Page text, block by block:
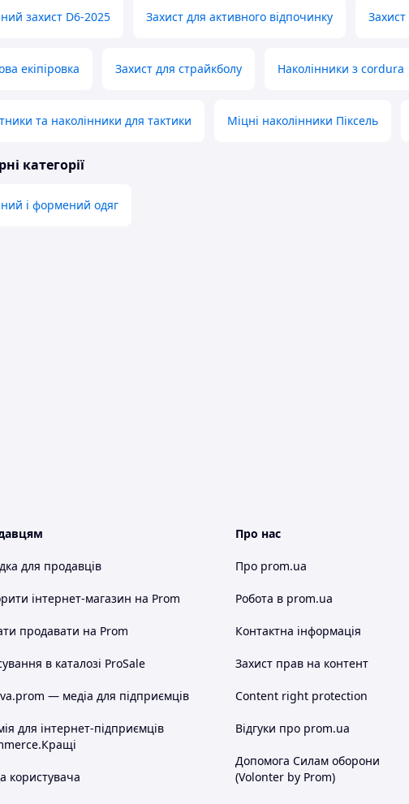
захист D6-2025 Захист для активного відпочинку
екіпіровка Захист для страйкболу Наколінники з cordura
та наколінники для тактики Міцні наколінники Піксель
категорії
і формений одяг
для продавців
інтернет-магазин на Prom
продавати на Prom
в каталозі ProSale
— медіа для підприємців
для інтернет-підприємців
користувача
Про нас
Про prom.ua
Робота в prom.ua
Контактна інформація
Захист прав на контент
Content right protection
Відгуки про prom.ua
Допомога Силам оборони
(Volonter by Prom)